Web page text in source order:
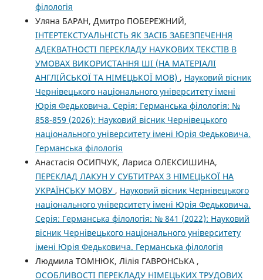
філологія
Уляна БАРАН, Дмитро ПОБЕРЕЖНИЙ,
ІНТЕРТЕКСТУАЛЬНІСТЬ ЯК ЗАСІБ ЗАБЕЗПЕЧЕННЯ
АДЕКВАТНОСТІ ПЕРЕКЛАДУ НАУКОВИХ ТЕКСТІВ В
УМОВАХ ВИКОРИСТАННЯ ШІ (НА МАТЕРІАЛІ
АНГЛІЙСЬКОЇ ТА НІМЕЦЬКОЇ МОВ) , Науковий вісник
Чернівецького національного університету імені
Юрія Федьковича. Серія: Германська філологія: №
858-859 (2026): Науковий вісник Чернівецького
національного університету імені Юрія Федьковича.
Германська філологія
Анастасія ОСИПЧУК, Лариса ОЛЕКСИШИНА,
ПЕРЕКЛАД ЛАКУН У СУБТИТРАХ З НІМЕЦЬКОЇ НА
УКРАЇНСЬКУ МОВУ , Науковий вісник Чернівецького
національного університету імені Юрія Федьковича.
Серія: Германська філологія: № 841 (2022): Науковий
вісник Чернівецького національного університету
імені Юрія Федьковича. Германська філологія
Людмила ТОМНЮК, Лілія ГАВРОНСЬКА ,
ОСОБЛИВОСТІ ПЕРЕКЛАДУ НІМЕЦЬКИХ ТРУДОВИХ